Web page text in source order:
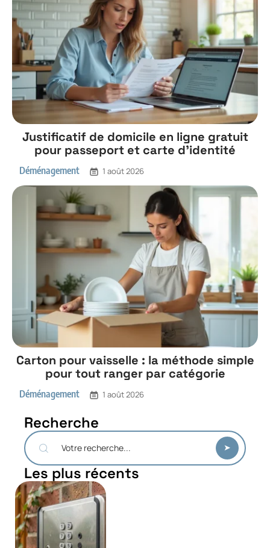
Justificatif de domicile en ligne gratuit
pour passeport et carte d’identité
Déménagement 1 août 2026
Carton pour vaisselle : la méthode simple
pour tout ranger par catégorie
Déménagement 1 août 2026
Recherche
Les plus récents